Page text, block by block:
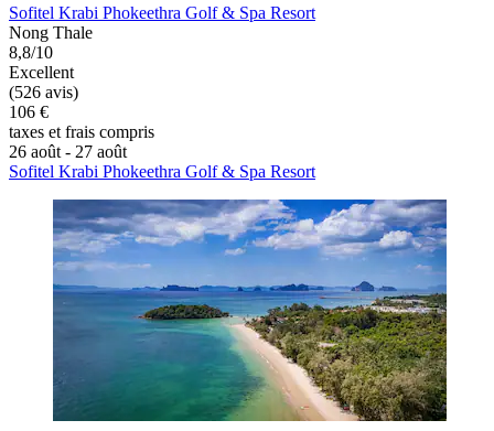
Sofitel Krabi Phokeethra Golf & Spa Resort
Nong Thale
8,8/10
Excellent
(526 avis)
106 €
taxes et frais compris
26 août - 27 août
Sofitel Krabi Phokeethra Golf & Spa Resort